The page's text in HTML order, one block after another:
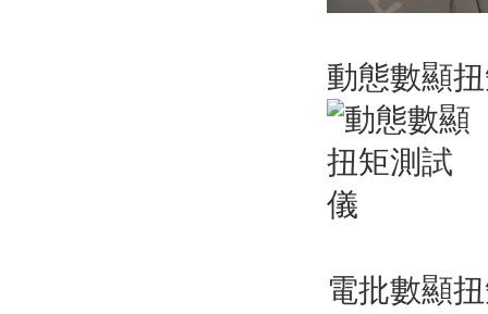
動態數顯
電批數顯